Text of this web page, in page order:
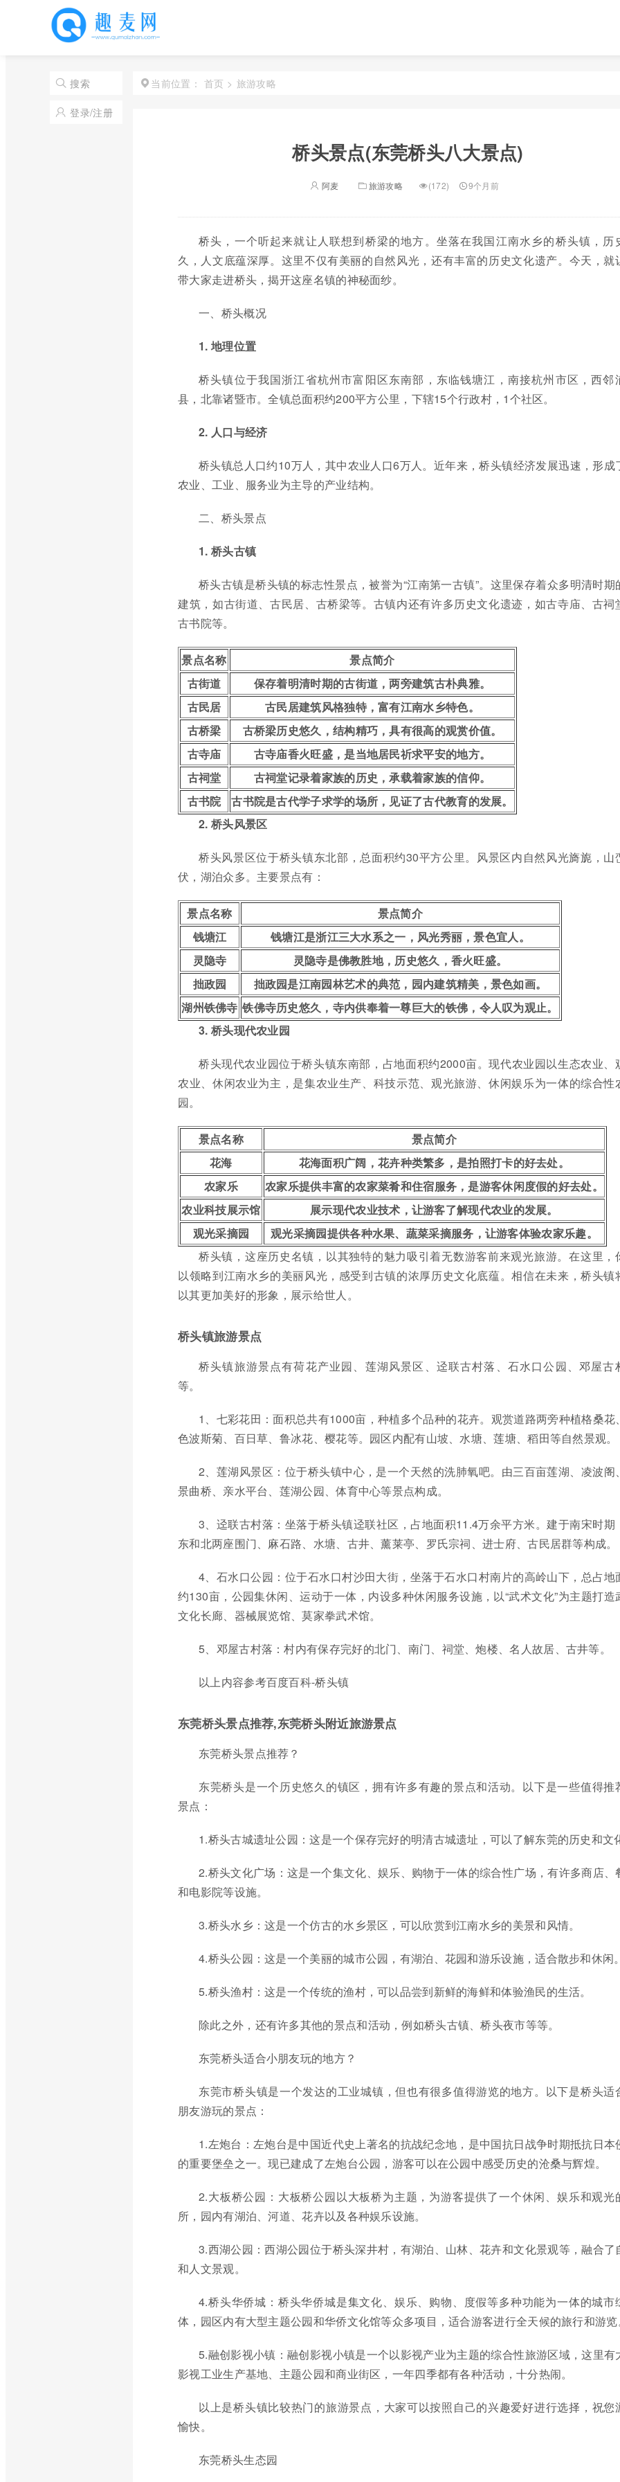
搜索
登录/注册
当前位置： 首页 > 旅游攻略
桥头景点(东莞桥头八大景点)
阿麦 旅游攻略 (172) 9个月前
桥头，一个听起来就让人联想到桥梁的地方。坐落在我国江南水乡的桥头镇，历
久，人文底蕴深厚。这里不仅有美丽的自然风光，还有丰富的历史文化遗产。今天，就
带大家走进桥头，揭开这座名镇的神秘面纱。
一、桥头概况
1. 地理位置
桥头镇位于我国浙江省杭州市富阳区东南部，东临钱塘江，南接杭州市区，西邻
县，北靠诸暨市。全镇总面积约200平方公里，下辖15个行政村，1个社区。
2. 人口与经济
桥头镇总人口约10万人，其中农业人口6万人。近年来，桥头镇经济发展迅速，形成
农业、工业、服务业为主导的产业结构。
二、桥头景点
1. 桥头古镇
桥头古镇是桥头镇的标志性景点，被誉为“江南第一古镇”。这里保存着众多明清时期
建筑，如古街道、古民居、古桥梁等。古镇内还有许多历史文化遗迹，如古寺庙、古祠
古书院等。
景点名称
景点简介
古街道
保存着明清时期的古街道，两旁建筑古朴典雅。
古民居
古民居建筑风格独特，富有江南水乡特色。
古桥梁
古桥梁历史悠久，结构精巧，具有很高的观赏价值。
古寺庙
古寺庙香火旺盛，是当地居民祈求平安的地方。
古祠堂
古祠堂记录着家族的历史，承载着家族的信仰。
古书院
古书院是古代学子求学的场所，见证了古代教育的发展。
2. 桥头风景区
桥头风景区位于桥头镇东北部，总面积约30平方公里。风景区内自然风光旖旎，山
伏，湖泊众多。主要景点有：
景点名称
景点简介
钱塘江
钱塘江是浙江三大水系之一，风光秀丽，景色宜人。
灵隐寺
灵隐寺是佛教胜地，历史悠久，香火旺盛。
拙政园
拙政园是江南园林艺术的典范，园内建筑精美，景色如画。
湖州铁佛寺 铁佛寺历史悠久，寺内供奉着一尊巨大的铁佛，令人叹为观止。
3. 桥头现代农业园
桥头现代农业园位于桥头镇东南部，占地面积约2000亩。现代农业园以生态农业、
农业、休闲农业为主，是集农业生产、科技示范、观光旅游、休闲娱乐为一体的综合性
园。
景点名称
景点简介
花海
花海面积广阔，花卉种类繁多，是拍照打卡的好去处。
农家乐
农家乐提供丰富的农家菜肴和住宿服务，是游客休闲度假的好去处。
农业科技展示馆
展示现代农业技术，让游客了解现代农业的发展。
观光采摘园
观光采摘园提供各种水果、蔬菜采摘服务，让游客体验农家乐趣。
桥头镇，这座历史名镇，以其独特的魅力吸引着无数游客前来观光旅游。在这里，
以领略到江南水乡的美丽风光，感受到古镇的浓厚历史文化底蕴。相信在未来，桥头镇
以其更加美好的形象，展示给世人。
桥头镇旅游景点
桥头镇旅游景点有荷花产业园、莲湖风景区、迳联古村落、石水口公园、邓屋古
等。
1、七彩花田：面积总共有1000亩，种植多个品种的花卉。观赏道路两旁种植格桑花
色波斯菊、百日草、鲁冰花、樱花等。园区内配有山坡、水塘、莲塘、稻田等自然景观。
2、莲湖风景区：位于桥头镇中心，是一个天然的洗肺氧吧。由三百亩莲湖、凌波阁
景曲桥、亲水平台、莲湖公园、体育中心等景点构成。
3、迳联古村落：坐落于桥头镇迳联社区，占地面积11.4万余平方米。建于南宋时期
东和北两座围门、麻石路、水塘、古井、薰莱亭、罗氏宗祠、进士府、古民居群等构成。
4、石水口公园：位于石水口村沙田大街，坐落于石水口村南片的高岭山下，总占地
约130亩，公园集休闲、运动于一体，内设多种休闲服务设施，以“武术文化”为主题打造
文化长廊、器械展览馆、莫家拳武术馆。
5、邓屋古村落：村内有保存完好的北门、南门、祠堂、炮楼、名人故居、古井等。
以上内容参考百度百科-桥头镇
东莞桥头景点推荐,东莞桥头附近旅游景点
东莞桥头景点推荐？
东莞桥头是一个历史悠久的镇区，拥有许多有趣的景点和活动。以下是一些值得推
景点：
1.桥头古城遗址公园：这是一个保存完好的明清古城遗址，可以了解东莞的历史和文
2.桥头文化广场：这是一个集文化、娱乐、购物于一体的综合性广场，有许多商店、
和电影院等设施。
3.桥头水乡：这是一个仿古的水乡景区，可以欣赏到江南水乡的美景和风情。
4.桥头公园：这是一个美丽的城市公园，有湖泊、花园和游乐设施，适合散步和休闲
5.桥头渔村：这是一个传统的渔村，可以品尝到新鲜的海鲜和体验渔民的生活。
除此之外，还有许多其他的景点和活动，例如桥头古镇、桥头夜市等等。
东莞桥头适合小朋友玩的地方？
东莞市桥头镇是一个发达的工业城镇，但也有很多值得游览的地方。以下是桥头适
朋友游玩的景点：
1.左炮台：左炮台是中国近代史上著名的抗战纪念地，是中国抗日战争时期抵抗日本
的重要堡垒之一。现已建成了左炮台公园，游客可以在公园中感受历史的沧桑与辉煌。
2.大板桥公园：大板桥公园以大板桥为主题，为游客提供了一个休闲、娱乐和观光
所，园内有湖泊、河道、花卉以及各种娱乐设施。
3.西湖公园：西湖公园位于桥头深井村，有湖泊、山林、花卉和文化景观等，融合了
和人文景观。
4.桥头华侨城：桥头华侨城是集文化、娱乐、购物、度假等多种功能为一体的城市
体，园区内有大型主题公园和华侨文化馆等众多项目，适合游客进行全天候的旅行和游
5.融创影视小镇：融创影视小镇是一个以影视产业为主题的综合性旅游区域，这里有
影视工业生产基地、主题公园和商业街区，一年四季都有各种活动，十分热闹。
以上是桥头镇比较热门的旅游景点，大家可以按照自己的兴趣爱好进行选择，祝您
愉快。
东莞桥头生态园